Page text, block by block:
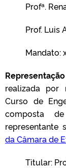
Profª.
Prof. Luis
Mandato:
realizada por
Curso de
composta
representante
da Câmara de
Titular: